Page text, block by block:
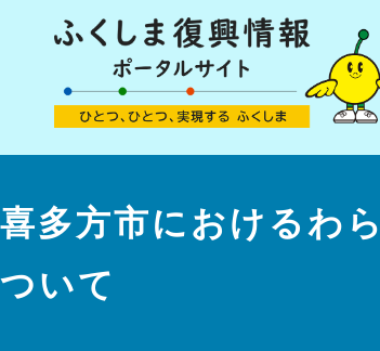
喜多方市におけるわ
ついて